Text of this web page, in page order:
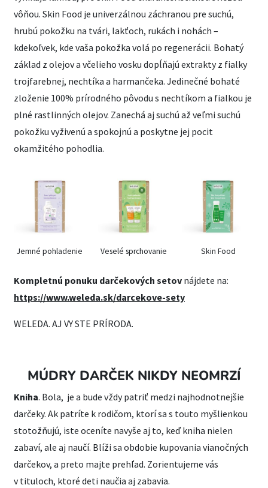
vôňou. Skin Food je univerzálnou záchranou pre suchú,
hrubú pokožku na tvári, lakťoch, rukách i nohách –
kdekoľvek, kde vaša pokožka volá po regenerácii. Bohatý
základ z olejov a včelieho vosku dopĺňajú extrakty z fialky
trojfarebnej, nechtíka a harmančeka. Jedinečné bohaté
zloženie 100% prírodného pôvodu s nechtíkom a fialkou je
plné rastlinných olejov. Zanechá aj suchú až veľmi suchú
pokožku vyživenú a spokojnú a poskytne jej pocit
okamžitého pohodlia.
Jemné pohladenie Veselé sprchovanie Skin Food
Kompletnú ponuku darčekových setov nájdete na:
https://www.weleda.sk/darcekove-sety
WELEDA. AJ VY STE PRÍRODA.
MÚDRY DARČEK NIKDY NEOMRZÍ
Kniha. Bola, je a bude vždy patriť medzi najhodnotnejšie
darčeky. Ak patríte k rodičom, ktorí sa s touto myšlienkou
stotožňujú, iste oceníte navyše aj to, keď kniha nielen
zabaví, ale aj naučí. Blíži sa obdobie kupovania vianočných
darčekov, a preto majte prehľad. Zorientujeme vás
v tituloch, ktoré deti naučia aj zabavia.